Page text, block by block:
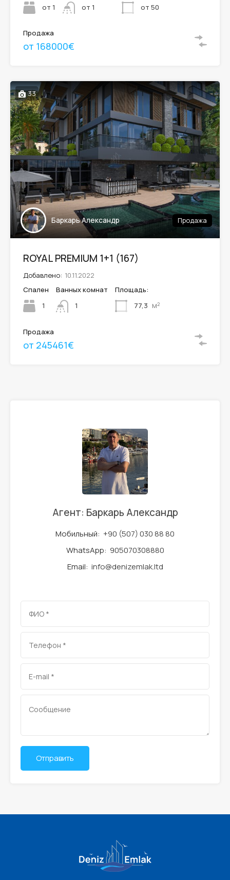
от 1 от 1 от 50
Продажа
от 168000€
33
Баркарь Александр Продажа
ROYAL PREMIUM 1+1 (167)
Добавлено: 10.11.2022
Спален
1
Ванных комнат
1
Площадь:
77,3 м²
Продажа
от 245461€
Агент: Баркарь Александр
Мобильный: +90 (507) 030 88 80
WhatsApp: 905070308880
Email: info@denizemlak.ltd